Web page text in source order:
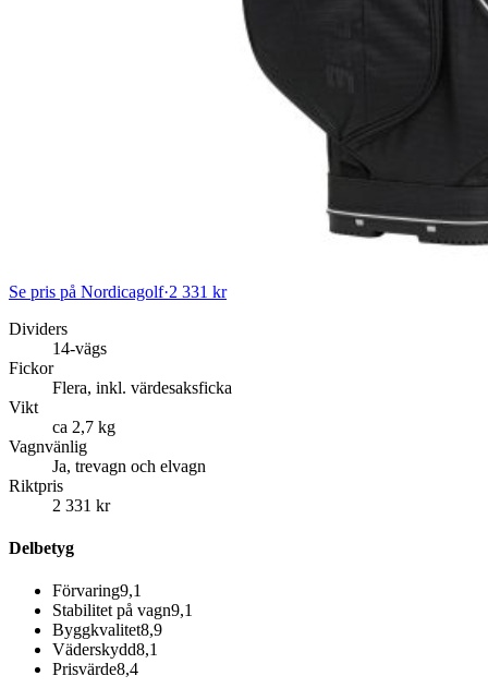
Se pris på Nordicagolf·2 331 kr
Dividers
14-vägs
Fickor
Flera, inkl. värdesaksficka
Vikt
ca 2,7 kg
Vagnvänlig
Ja, trevagn och elvagn
Riktpris
2 331 kr
Delbetyg
Förvaring9,1
Stabilitet på vagn9,1
Byggkvalitet8,9
Väderskydd8,1
Prisvärde8,4